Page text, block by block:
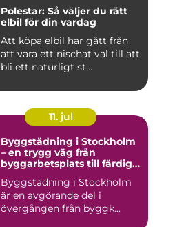
Polestar: Så väljer du rätt
elbil för din vardag
Att köpa elbil har gått från
att vara ett nischat val till att
bli ett naturligt st...
11. jul
Byggstädning i Stockholm
– en trygg väg från
byggarbetsplats till färdig
Byggstädning i Stockholm
är en avgörande del i
övergången från byggk...